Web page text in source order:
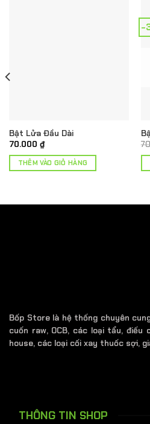
Bật Lửa Đầu Dài
70.000 ₫
THÊM VÀO GIỎ HÀNG
-
Bốp Store là hệ thống chuyên
cuốn raw, OCB, các loại tẩu, điếu
house, các loại cối xay thuốc sợi,
THÔNG TIN SHOP